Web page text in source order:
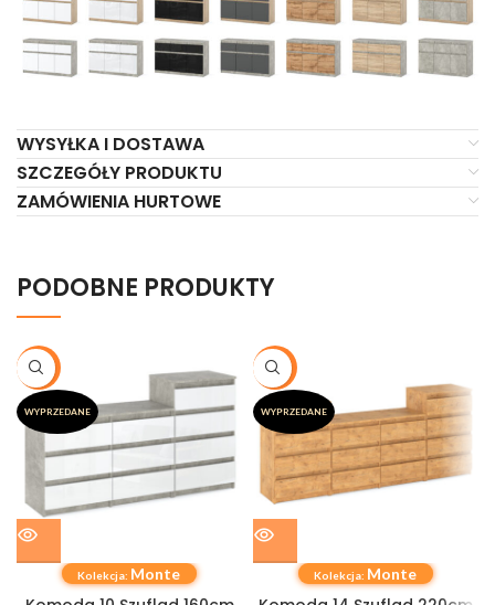
WYSYŁKA I DOSTAWA
SZCZEGÓŁY PRODUKTU
ZAMÓWIENIA HURTOWE
PODOBNE PRODUKTY
-20%
WYPRZEDANE
Kolekcja: Monte
-20%
WYPRZEDANE
Kolekcja: Monte